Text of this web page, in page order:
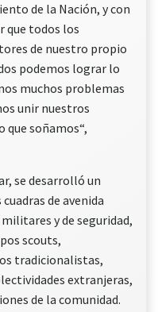
de la Nación, y con
que todos los
de nuestro propio
podemos lograr lo
muchos problemas
unir nuestros
soñamos“,
se desarrolló un
de avenida
y de seguridad,
scouts,
tradicionalistas,
extranjeras,
de la comunidad.